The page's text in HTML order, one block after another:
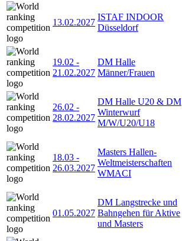
13.02.2027
ISTAF INDOOR
Düsseldorf
19.02 -
21.02.2027
DM Halle
Männer/Frauen
26.02 -
28.02.2027
DM Halle U20 & DM
Winterwurf
M/W/U20/U18
18.03 -
26.03.2027
Masters Hallen-
Weltmeisterschaften
WMACI
01.05.2027
DM Langstrecke und
Bahngehen für Aktive
und Masters